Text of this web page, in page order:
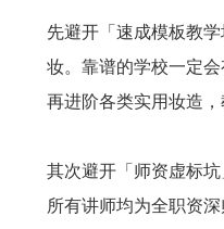
先避开「速成模板教
妆。靠谱的学校一定
再进阶各类实用妆造
其次避开「师资虚标
所有讲师均为全职资